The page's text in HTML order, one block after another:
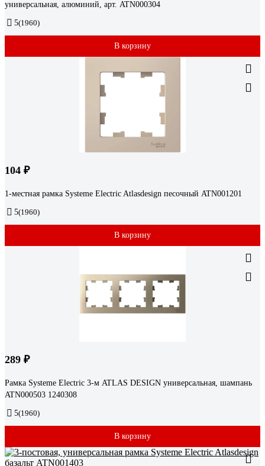
универсальная, алюминий, арт. ATN000304
5(1960)
В корзину
104 ₽
1-местная рамка Systeme Electric Atlasdesign песочный ATN001201
5(1960)
В корзину
289 ₽
Рамка Systeme Electric 3-м ATLAS DESIGN универсальная, шампань
ATN000503 1240308
5(1960)
В корзину